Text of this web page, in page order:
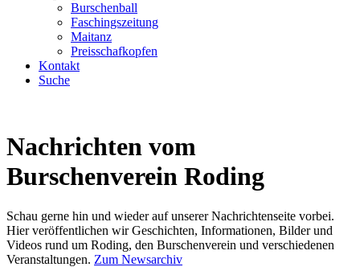
Burschenball
Faschingszeitung
Maitanz
Preisschafkopfen
Kontakt
Suche
Nachrichten vom
Burschenverein Roding
Schau gerne hin und wieder auf unserer Nachrichtenseite vorbei.
Hier veröffentlichen wir Geschichten, Informationen, Bilder und
Videos rund um Roding, den Burschenverein und verschiedenen
Veranstaltungen. Zum Newsarchiv